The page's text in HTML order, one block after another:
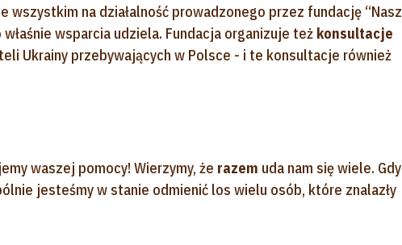
wszystkim na działalność prowadzonego przez fundację “Nasz
wsparcia udziela. Fundacja organizuje też konsultacje
Ukrainy przebywających w Polsce - i te konsultacje również
waszej pomocy! Wierzymy, że razem uda nam się wiele. Gdy
jesteśmy w stanie odmienić los wielu osób, które znalazły